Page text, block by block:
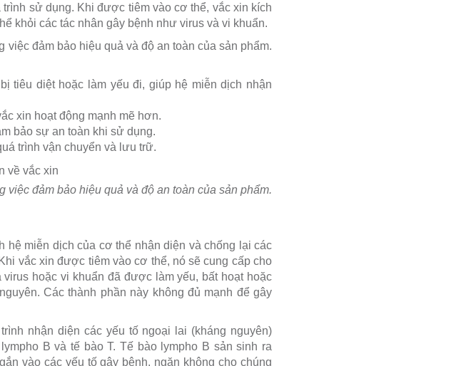
sử dụng. Khi được tiêm vào cơ thể, vắc xin kích
khỏi các tác nhân gây bệnh như virus và vi khuẩn.
việc đảm bảo hiệu quả và độ an toàn của sản phẩm.
tiêu diệt hoặc làm yếu đi, giúp hệ miễn dịch nhận
xin hoạt động mạnh mẽ hơn.
bảo sự an toàn khi sử dụng.
trình vận chuyển và lưu trữ.
việc đảm bảo hiệu quả và độ an toàn của sản phẩm.
hệ miễn dịch của cơ thể nhận diện và chống lại các
vắc xin được tiêm vào cơ thể, nó sẽ cung cấp cho
hoặc vi khuẩn đã được làm yếu, bất hoạt hoặc
Các thành phần này không đủ mạnh để gây
nhận diện các yếu tố ngoại lai (kháng nguyên)
B và tế bào T. Tế bào lympho B sản sinh ra
vào các yếu tố gây bệnh, ngăn không cho chúng